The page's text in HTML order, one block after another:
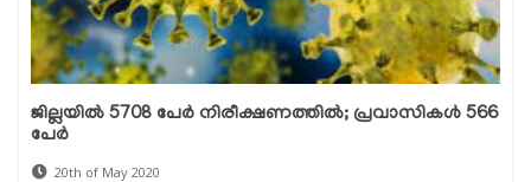
ജില്ലയില്‍ 5708 പേര്‍ നിരീക്ഷണത്തില്‍; പ്രവാസികള്‍ 566
പേര്‍
20th of May 2020